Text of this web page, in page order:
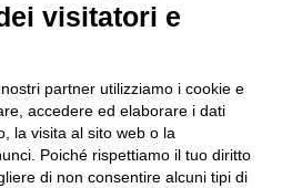
non clorante
visitatori e
partner utilizziamo i cookie e
accedere ed elaborare i dati
la visita al sito web o la
Poiché rispettiamo il tuo diritto
di non consentire alcuni tipi di